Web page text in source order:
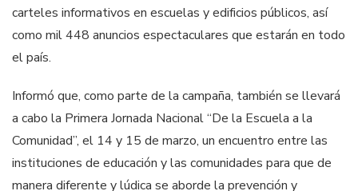
carteles informativos en escuelas y edificios públicos, así
como mil 448 anuncios espectaculares que estarán en todo
el país.
Informó que, como parte de la campaña, también se llevará
a cabo la Primera Jornada Nacional “De la Escuela a la
Comunidad”, el 14 y 15 de marzo, un encuentro entre las
instituciones de educación y las comunidades para que de
manera diferente y lúdica se aborde la prevención y